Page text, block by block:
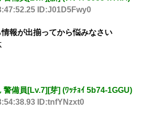
ID:J01D5Fwy0
報が出揃ってから悩みなさい
警備員[Lv.7][芽] (ﾜｯﾁｮｲ 5b74-1GGU)
ID:tnfYNzxt0